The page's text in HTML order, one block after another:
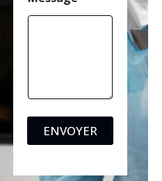
ENVOYER